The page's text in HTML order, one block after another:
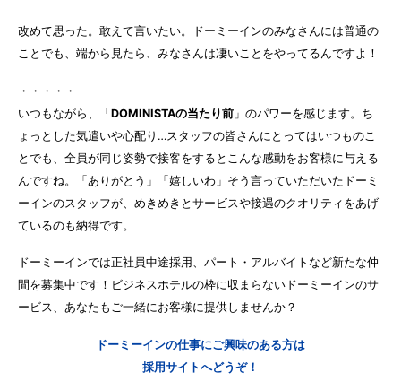
改めて思った。敢えて言いたい。ドーミーインのみなさんには普通の
ことでも、端から見たら、みなさんは凄いことをやってるんですよ！
・・・・・
いつもながら、「 DOMINISTAの当たり前 」のパワーを感じます。ち
ょっとした気遣いや心配り…スタッフの皆さんにとってはいつものこ
とでも、全員が同じ姿勢で接客をするとこんな感動をお客様に与える
んですね。「ありがとう」「嬉しいわ」そう言っていただいたドーミ
ーインのスタッフが、めきめきとサービスや接遇のクオリティをあげ
ているのも納得です。
ドーミーインでは正社員中途採用、パート・アルバイトなど新たな仲
間を募集中です！ビジネスホテルの枠に収まらないドーミーインのサ
ービス、あなたもご一緒にお客様に提供しませんか？
ドーミーインの仕事にご興味のある方は
採用サイトへどうぞ！